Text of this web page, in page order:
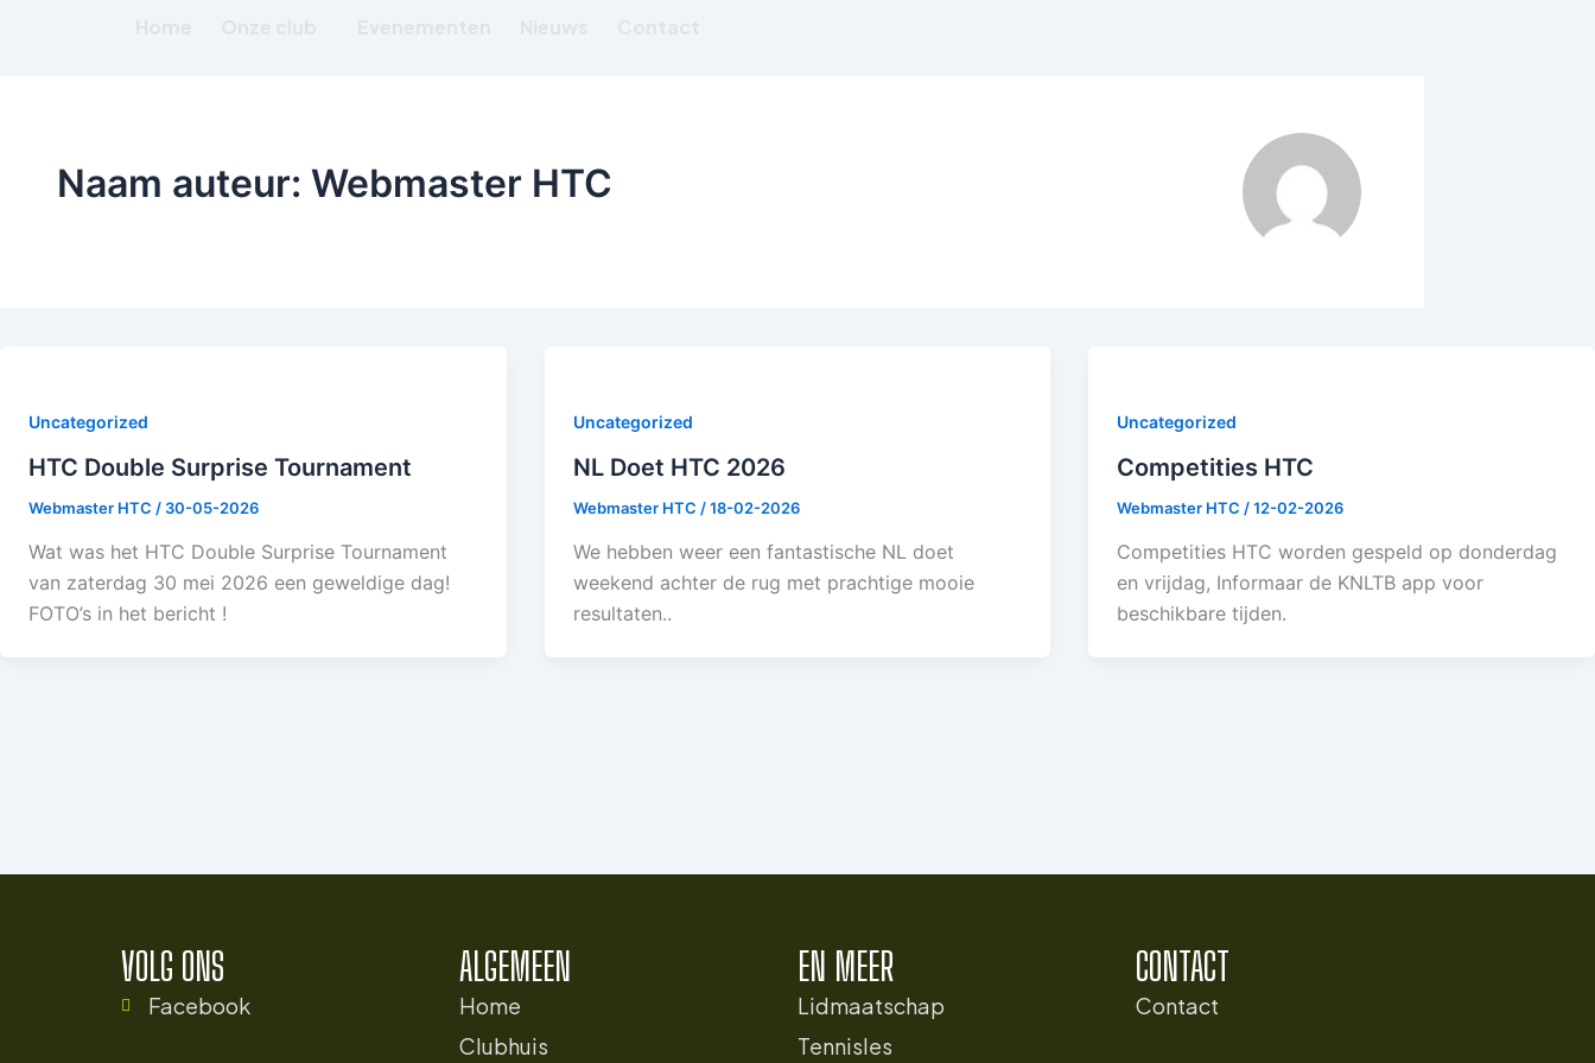
Home Onze club Evenementen Nieuws Contact
Naam auteur: Webmaster HTC
Uncategorized
HTC Double Surprise Tournament
Webmaster HTC / 30-05-2026
Wat was het HTC Double Surprise Tournament
van zaterdag 30 mei 2026 een geweldige dag!
FOTO’s in het bericht !
Uncategorized
NL Doet HTC 2026
Webmaster HTC /18-02-2026
We hebben weer een fantastische NL doet
weekend achter de rug met prachtige mooie
resultaten..
Uncategorized
Competities HTC
Webmaster HTC /12-02-2026
Competities HTC worden gespeld op donderdag
en vrijdag, Informaar de KNLTB app voor
beschikbare tijden.
VOLG ONS
Facebook
ALGEMEEN
Home
Clubhuis
EN MEER
Lidmaatschap
Tennisles
CONTACT
Contact